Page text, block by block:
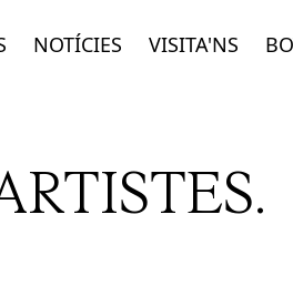
NOTÍCIES VISITA'NS